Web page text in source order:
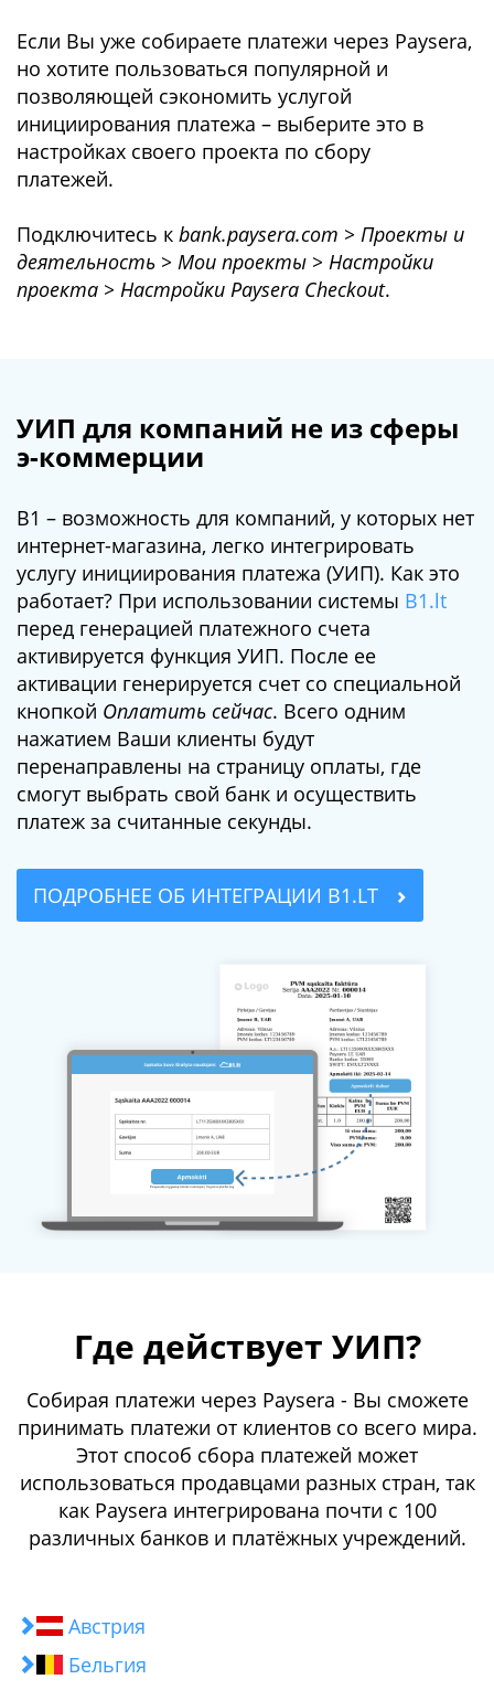
Если Вы уже собираете платежи через Paysera,
но хотите пользоваться популярной и
позволяющей сэкономить услугой
инициирования платежа – выберите это в
настройках своего проекта по сбору
платежей.
Подключитесь к bank.paysera.com > Проекты и
деятельность > Мои проекты > Настройки
проекта > Настройки Paysera Checkout.
УИП для компаний не из сферы
э-коммерции
B1 – возможность для компаний, у которых нет
интернет-магазина, легко интегрировать
услугу инициирования платежа (УИП). Как это
работает? При использовании системы B1.lt
перед генерацией платежного счета
активируется функция УИП. После ее
активации генерируется счет со специальной
кнопкой Оплатить сейчас. Всего одним
нажатием Ваши клиенты будут
перенаправлены на страницу оплаты, где
смогут выбрать свой банк и осуществить
платеж за считанные секунды.
ПОДРОБНЕЕ ОБ ИНТЕГРАЦИИ B1.LT
Где действует УИП?
Собирая платежи через Paysera - Вы сможете
принимать платежи от клиентов со всего мира.
Этот способ сбора платежей может
использоваться продавцами разных стран, так
как Paysera интегрирована почти с 100
различных банков и платёжных учреждений.
Австрия
Бельгия